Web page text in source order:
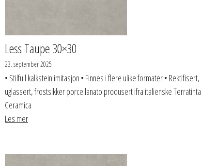
Less Taupe 30×30
23. september 2025
• Stilfull kalkstein imitasjon • Finnes i flere ulike formater • Rektifisert,
uglassert, frostsikker porcellanato produsert ifra italienske Terratinta
Ceramica
Les mer